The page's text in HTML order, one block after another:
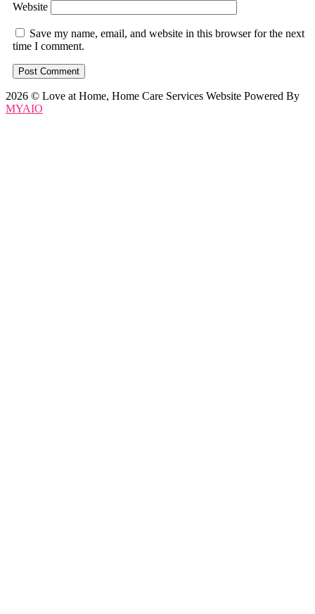
Website
Save my name, email, and website in this browser for the next
time I comment.
2026 © Love at Home, Home Care Services Website Powered By
MYAIO